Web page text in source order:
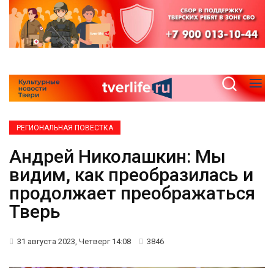
РЕГИОНАЛЬНАЯ ПОВЕСТКА
Андрей Николашкин: Мы
видим, как преобразилась и
продолжает преображаться
Тверь
31 августа 2023, Четверг 14:08 3846